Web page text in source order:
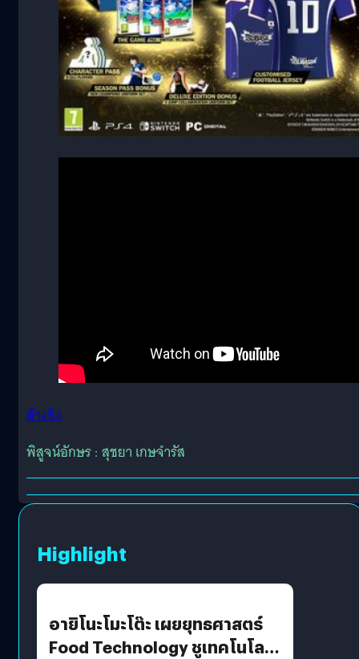
อ้างอิง
พิสูจน์อักษร : สุชยา เกษจำรัส
Highlight
อายิโนะโมะโต๊ะ เผยยุทธศาสตร์
Food Technology ชูเทคโนโลยี